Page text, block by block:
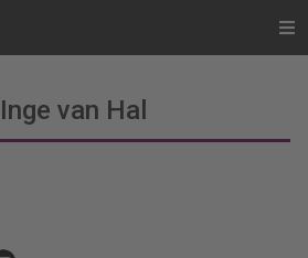
van Hal